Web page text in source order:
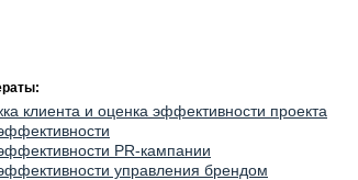
клиента и оценка эффективности проекта
PR-кампании
управления брендом